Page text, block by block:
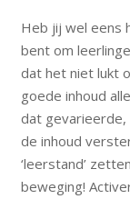
Heb jij wel eens
bent om
dat het niet lukt
goede inhoud
dat gevarieerde,
de inhoud
‘leerstand’
beweging!